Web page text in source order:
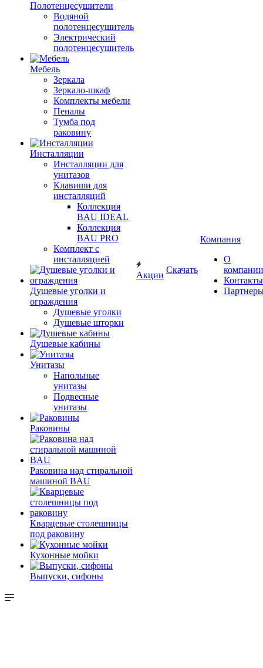
Полотенцесушители
Водяной
полотенцесушитель
Электрический
полотенцесушитель
Мебель
Зеркала
Зеркало-шкаф
Комплекты мебели
Пеналы
Тумба под
раковину
Инсталляции
Инсталляции для
унитазов
Клавиши для
инсталляций
Коллекция
BAU IDEAL
Коллекция
BAU PRO
Комплект с
инсталляцией
Душевые уголки и
ограждения
Душевые уголки
Душевые шторки
Душевые кабины
Унитазы
Напольные
унитазы
Подвесные
унитазы
Раковины
Раковина над стиральной
машиной BAU
Кварцевые столешницы
под раковину
Кухонные мойки
Выпуски, сифоны
Акции
Скачать
Компания
О
компании
Контакты